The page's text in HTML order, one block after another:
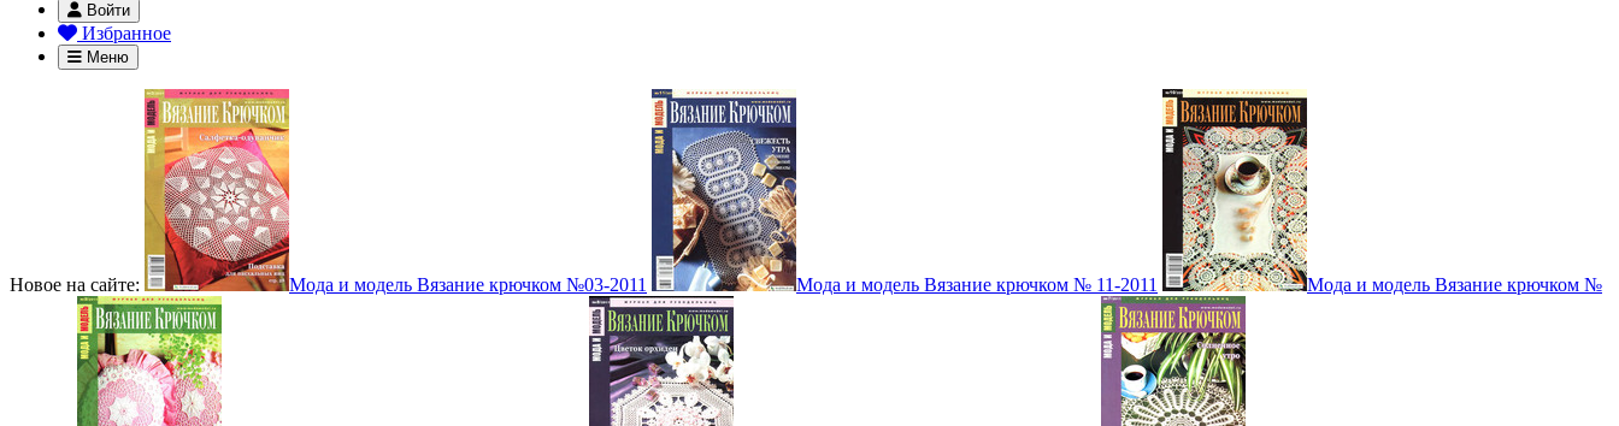
Войти
Избранное
Меню
Новое на сайте: Мода и модель Вязание крючком №03-2011 Мода и модель Вязание крючком № 11-2011 Мода и модель Вязание крючком №